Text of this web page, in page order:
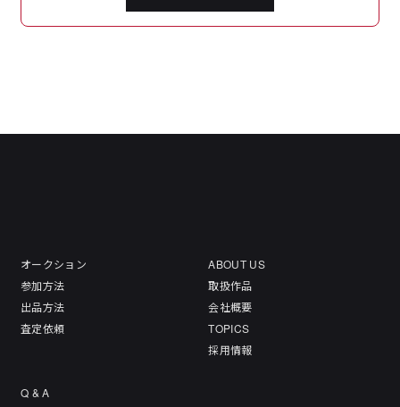
オークション
参加方法
出品方法
査定依頼
ABOUT US
取扱作品
会社概要
TOPICS
採用情報
Q & A